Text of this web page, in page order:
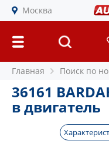
Москва
Главная Поиск по
36161
в двигатель